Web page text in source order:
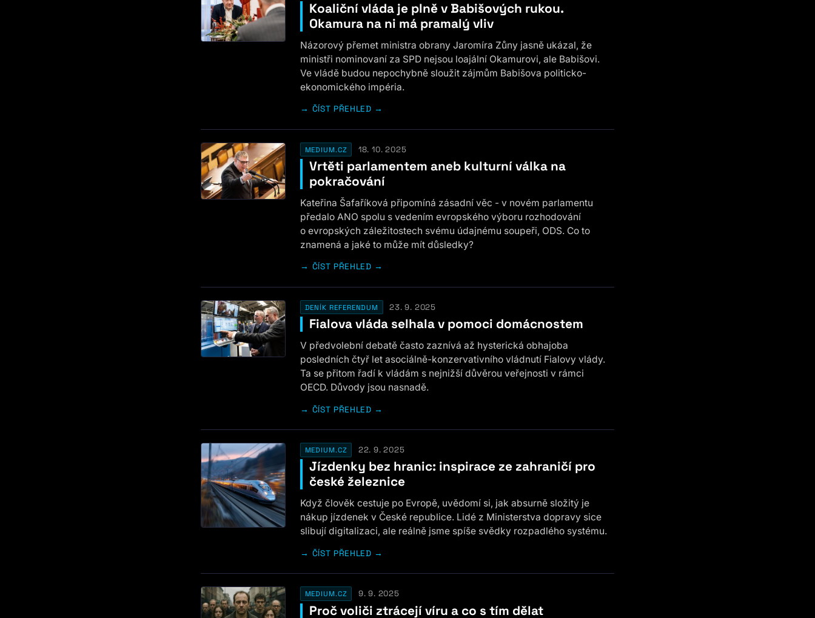
Koaliční vláda je plně v Babišových rukou.
Okamura na ni má pramalý vliv
Názorový přemet ministra obrany Jaromíra Zůny jasně ukázal, že
ministři nominovaní za SPD nejsou loajální Okamurovi, ale Babišovi.
Ve vládě budou nepochybně sloužit zájmům Babišova politicko-
ekonomického impéria.
ČÍST PŘEHLED →
MEDIUM.CZ 18. 10. 2025
Vrtěti parlamentem aneb kulturní válka na
pokračování
Kateřina Šafaříková připomíná zásadní věc - v novém parlamentu
předalo ANO spolu s vedením evropského výboru rozhodování
o evropských záležitostech svému údajnému soupeři, ODS. Co to
znamená a jaké to může mít důsledky?
ČÍST PŘEHLED →
DENÍK REFERENDUM 23. 9. 2025
Fialova vláda selhala v pomoci domácnostem
V předvolební debatě často zaznívá až hysterická obhajoba
posledních čtyř let asociálně-konzervativního vládnutí Fialovy vlády.
Ta se přitom řadí k vládám s nejnižší důvěrou veřejnosti v rámci
OECD. Důvody jsou nasnadě.
ČÍST PŘEHLED →
MEDIUM.CZ 22. 9. 2025
Jízdenky bez hranic: inspirace ze zahraničí pro
české železnice
Když člověk cestuje po Evropě, uvědomí si, jak absurně složitý je
nákup jízdenek v České republice. Lidé z Ministerstva dopravy sice
slibují digitalizaci, ale reálně jsme spíše svědky rozpadlého systému.
ČÍST PŘEHLED →
MEDIUM.CZ 9. 9. 2025
Proč voliči ztrácejí víru a co s tím dělat